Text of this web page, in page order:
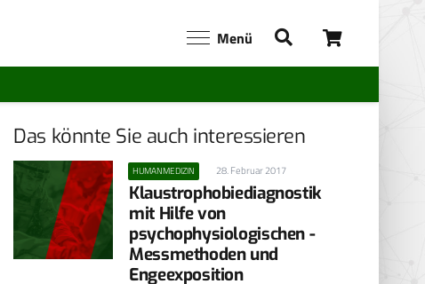
Menü
Das könnte Sie auch interessieren
HUMANMEDIZIN 28. Februar 2017
Klaustrophobiediagnostik
mit Hilfe von
psychophysiologischen -
Messmethoden und
Engeexposition